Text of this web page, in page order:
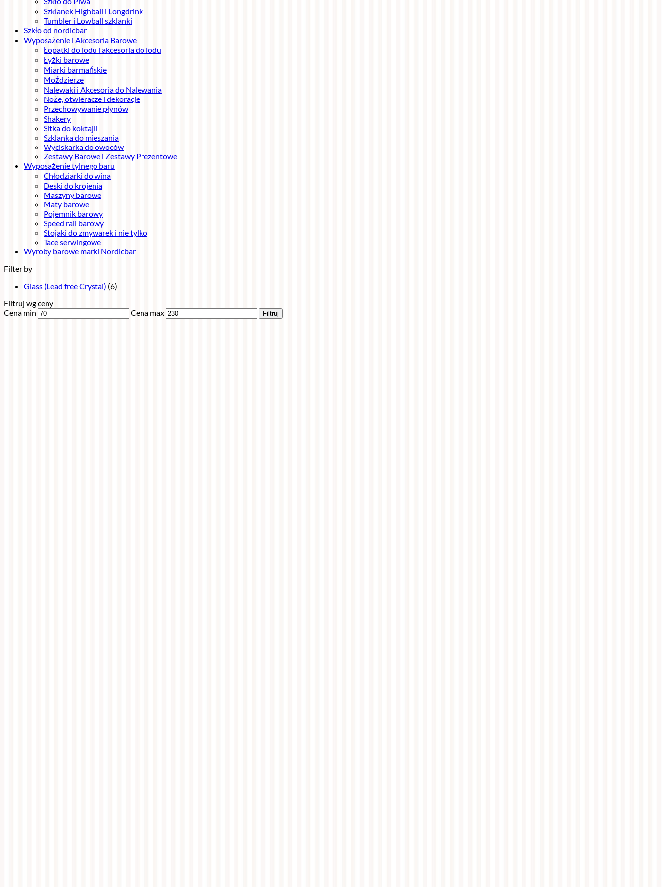
Szklanek Highball i Longdrink
Tumbler i Lowball szklanki
Szkło od nordicbar
Wyposażenie i Akcesoria Barowe
Łopatki do lodu i akcesoria do lodu
Łyżki barowe
Miarki barmańskie
Moździerze
Nalewaki i Akcesoria do Nalewania
Noże, otwieracze i dekoracje
Przechowywanie płynów
Shakery
Sitka do koktajli
Szklanka do mieszania
Wyciskarka do owoców
Zestawy Barowe i Zestawy Prezentowe
Wyposażenie tylnego baru
Chłodziarki do wina
Deski do krojenia
Maszyny barowe
Maty barowe
Pojemnik barowy
Speed rail barowy
Stojaki do zmywarek i nie tylko
Tace serwingowe
Wyroby barowe marki Nordicbar
Filter by
Glass (Lead free Crystal) (6)
Filtruj wg ceny
Cena min
Cena max Filtruj